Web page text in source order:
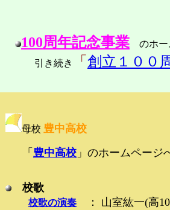
100周年記念事業 のホー
引き続き
「 創立１００
母校 豊中高校
「 豊中高校 」のホームページ
校歌
校歌の演奏 ： 山室紘一(高